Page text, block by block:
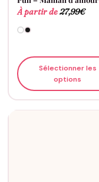
À partir de27,99€
Sélectionner les
options